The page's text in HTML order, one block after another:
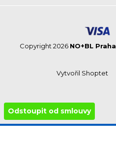
Vytvořil Shoptet
Copyright 2026 NO+BL Praha
Odstoupit od smlouvy